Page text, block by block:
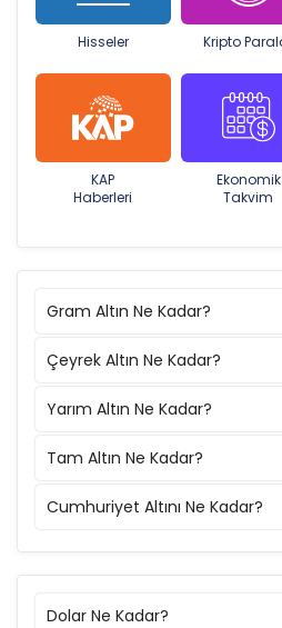
Hisseler Kripto
KAP
Haberleri
Ekonomik
Takvim
Gram Altın Ne Kadar?
Çeyrek Altın Ne Kadar?
Yarım Altın Ne Kadar?
Tam Altın Ne Kadar?
Cumhuriyet Altını Ne Kadar?
Dolar Ne Kadar?